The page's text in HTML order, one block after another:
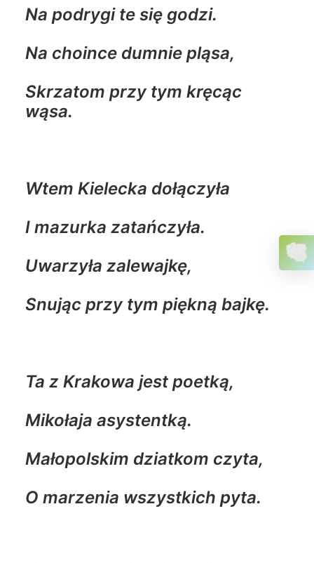
Na podrygi te się godzi.
Na choince dumnie pląsa,
Skrzatom przy tym kręcąc
wąsa.
Wtem Kielecka dołączyła
I mazurka zatańczyła.
Uwarzyła zalewajkę,
Snując przy tym piękną bajkę.
Ta z Krakowa jest poetką,
Mikołaja asystentką.
Małopolskim dziatkom czyta,
O marzenia wszystkich pyta.